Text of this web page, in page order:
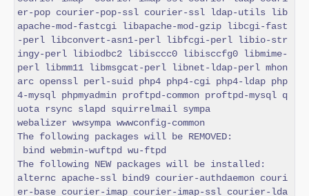
er-pop courier-pop-ssl courier-ssl ldap-utils lib
apache-mod-fastcgi libapache-mod-gzip libcgi-fast
-perl libconvert-asn1-perl libfcgi-perl libio-str
ingy-perl libiodbc2 libisccc0 libisccfg0 libmime-
perl libmm11 libmsgcat-perl libnet-ldap-perl mhon
arc openssl perl-suid php4 php4-cgi php4-ldap php
4-mysql phpmyadmin proftpd-common proftpd-mysql q
uota rsync slapd squirrelmail sympa
webalizer wwsympa wwwconfig-common
The following packages will be REMOVED:
The following NEW packages will be installed:
alternc apache-ssl bind9 courier-authdaemon couri
er-base courier-imap courier-imap-ssl courier-lda